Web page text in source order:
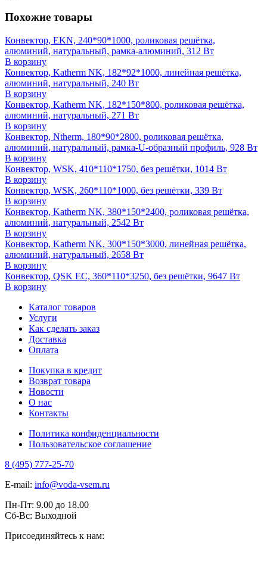
Похожие товары
Конвектор, EKN, 240*90*1000, роликовая решётка,
алюминий, натуральный, рамка-алюминий, 312 Вт
В корзину
Конвектор, Katherm NK, 182*92*1000, линейная решётка,
алюминий, натуральный, 240 Вт
В корзину
Конвектор, Katherm NK, 182*150*800, роликовая решётка,
алюминий, натуральный, 271 Вт
В корзину
Конвектор, Ntherm, 180*90*2800, роликовая решётка,
алюминий, натуральный, рамка-U-образный профиль, 928 Вт
В корзину
Конвектор, WSK, 410*110*1750, без решётки, 1014 Вт
В корзину
Конвектор, WSK, 260*110*1000, без решётки, 339 Вт
В корзину
Конвектор, Katherm NK, 380*150*2400, роликовая решётка,
алюминий, натуральный, 2542 Вт
В корзину
Конвектор, Katherm NK, 300*150*3000, линейная решётка,
алюминий, натуральный, 2658 Вт
В корзину
Конвектор, QSK EC, 360*110*3250, без решётки, 9647 Вт
В корзину
Каталог товаров
Услуги
Как сделать заказ
Доставка
Оплата
Покупка в кредит
Возврат товара
Новости
О нас
Контакты
Политика конфиденциальности
Пользовательское соглашение
8 (495) 777-25-70
E-mail: info@voda-vsem.ru
Пн-Пт: 9.00 до 18.00
Сб-Вс: Выходной
Присоединяйтесь к нам: